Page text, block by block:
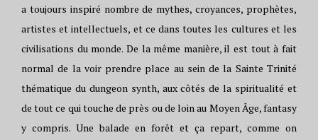
a toujours inspiré nombre de mythes, croyances, prophètes,
artistes et intellectuels, et ce dans toutes les cultures et les
civilisations du monde. De la même manière, il est tout à fait
normal de la voir prendre place au sein de la Sainte Trinité
thématique du dungeon synth, aux côtés de la spiritualité et
de tout ce qui touche de près ou de loin au Moyen Âge, fantasy
y compris. Une balade en forêt et ça repart, comme on